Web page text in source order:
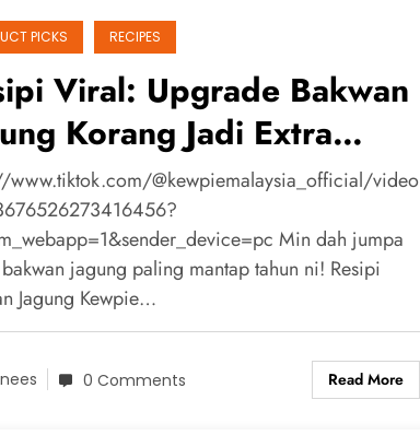
PICKS RECIPES
Viral: Upgrade Bakwan
Korang Jadi Extra
& Berlemak Dengan
www.tiktok.com/@kewpiemalaysia_official/video
Min dah jumpa
jagung paling mantap tahun ni! Resipi
Jagung Kewpie…
0 Comments Read More